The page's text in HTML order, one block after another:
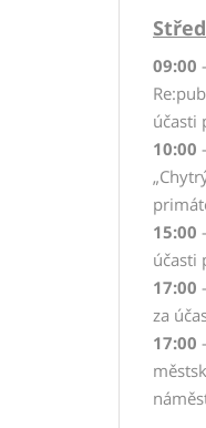
09:00
účasti
10:00
15:00
účasti
17:00
za
17:00